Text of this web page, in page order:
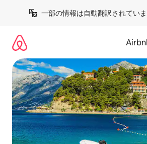
一部の情報は自動翻訳されていま